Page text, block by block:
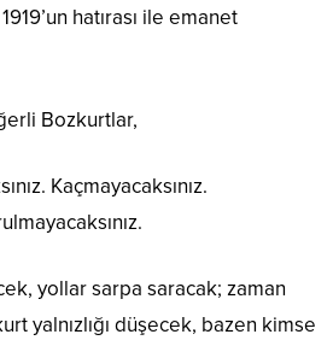
hatırası ile emanet
Bozkurtlar,
Kaçmayacaksınız.
yollar sarpa saracak; zaman
yalnızlığı düşecek, bazen kimse